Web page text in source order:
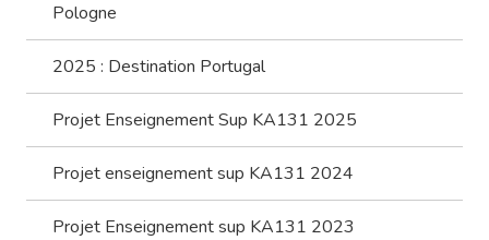
Pologne
2025 : Destination Portugal
Projet Enseignement Sup KA131 2025
Projet enseignement sup KA131 2024
Projet Enseignement sup KA131 2023